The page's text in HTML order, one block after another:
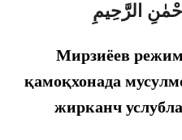
الرَّحِيمِ
Мирзиёев
қамоқхонада
жирканч